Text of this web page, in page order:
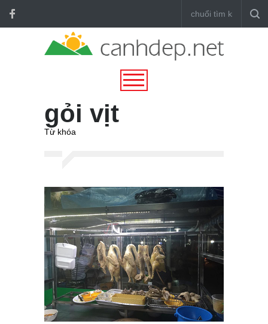
gỏi vịt
Từ khóa